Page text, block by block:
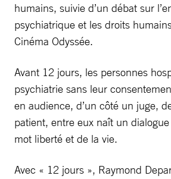
humains, suivie d’un débat sur
psychiatrique et les droits
Cinéma Odyssée.
Avant 12 jours, les personnes
psychiatrie sans leur
en audience, d’un côté un juge,
patient, entre eux naît un
mot liberté et de la vie.
Avec « 12 jours », Raymond